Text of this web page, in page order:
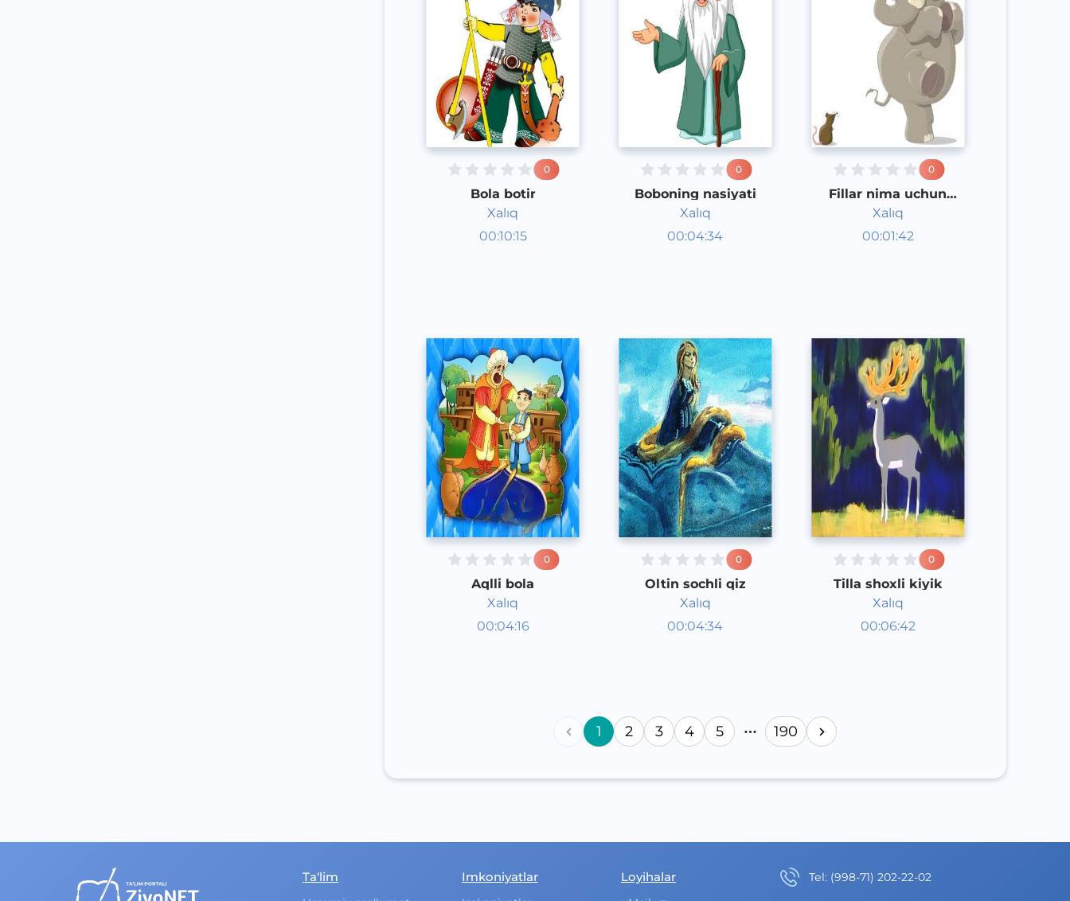
0
Bola botir
Xalıq
00:10:15
Audioertaklar
0
Boboning nasiyati
Xalıq
00:04:34
Audioertaklar
0
Fillar nima uchun
sichqonnan qo'rqadi
Xalıq
00:01:42
Audioertaklar
0
Aqlli bola
Xalıq
00:04:16
Audioertaklar
0
Oltin sochli qiz
Xalıq
00:04:34
Audioertaklar
0
Tilla shoxli kiyik
Xalıq
00:06:42
Audioertaklar
1 2 3 4 5 190
Ta‘lim Imkoniyatlar Loyihalar Теl: (998-71) 202-22-02